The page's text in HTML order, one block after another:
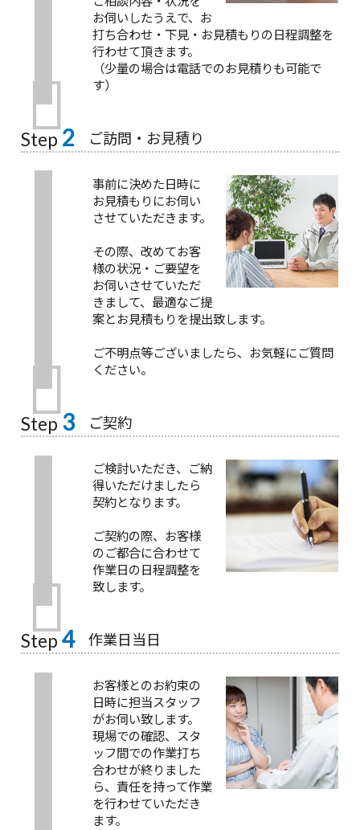
お伺いしたうえで、お
打ち合わせ・下見・お見積もりの日程調整を
行わせて頂きます。
（少量の場合は電話でのお見積りも可能で
す）
Step 2 ご訪問・お見積り
事前に決めた日時に
お見積もりにお伺い
させていただきます。
その際、改めてお客
様の状況・ご要望を
お伺いさせていただ
きまして、最適なご提
案とお見積もりを提出致します。
ご不明点等ございましたら、お気軽にご質問
ください。
Step 3 ご契約
ご検討いただき、ご納
得いただけましたら
契約となります。
ご契約の際、お客様
のご都合に合わせて
作業日の日程調整を
致します。
Step 4 作業日当日
お客様とのお約束の
日時に担当スタッフ
がお伺い致します。
現場での確認、スタ
ッフ間での作業打ち
合わせが終りました
ら、責任を持って作業
を行わせていただき
ます。